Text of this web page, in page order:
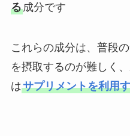
る成分です
これらの成分は、普段
を摂取するのが難しく
はサプリメントを利用